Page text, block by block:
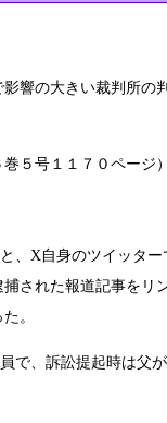
響の大きい裁判所の
５号１１７０ページ
、X自身のツイッタ
された報道記事をリ
。
で、訴訟提起時は父